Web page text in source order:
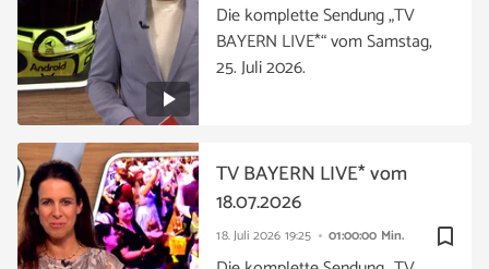
Die komplette Sendung „TV
BAYERN LIVE*“ vom Samstag,
25. Juli 2026.
bookmark_border
18. Juli 2026 19:25 01:00:00 Min.
TV BAYERN LIVE* vom
18.07.2026